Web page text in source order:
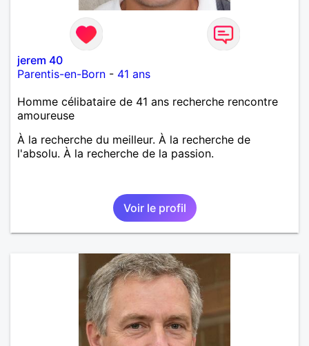
jerem 40
Parentis-en-Born - 41 ans
Homme célibataire de 41 ans recherche rencontre
amoureuse
À la recherche du meilleur. À la recherche de
l'absolu. À la recherche de la passion.
Voir le profil